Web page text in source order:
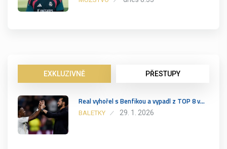
EXKLUZIVNĚ PŘESTUPY
Real vyhořel s Benfikou a vypadl z TOP 8 v…
BALETKY 29. 1. 2026